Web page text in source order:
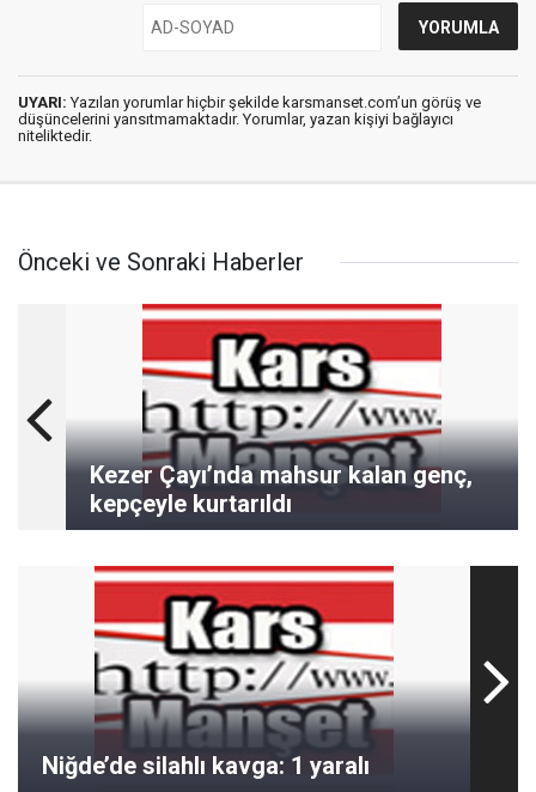
UYARI: Yazılan yorumlar hiçbir şekilde karsmanset.com’un görüş ve
düşüncelerini yansıtmamaktadır. Yorumlar, yazan kişiyi bağlayıcı
niteliktedir.
Önceki ve Sonraki Haberler
Kezer Çayı’nda mahsur kalan genç,
kepçeyle kurtarıldı
Niğde’de silahlı kavga: 1 yaralı